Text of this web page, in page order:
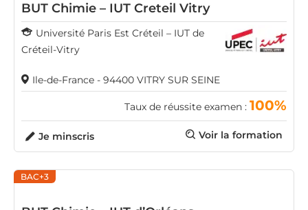
BUT Chimie – IUT Creteil Vitry
Université Paris Est Créteil – IUT de
Créteil-Vitry
Ile-de-France - 94400 VITRY SUR SEINE
Taux de réussite examen : 100%
Voir la formation
Je minscris
BAC+3